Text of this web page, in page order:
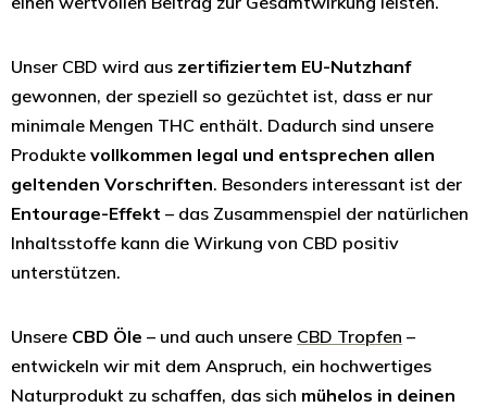
Unser CBD wird aus zertifiziertem EU-Nutzhanf
gewonnen, der speziell so gezüchtet ist, dass er nur
minimale Mengen THC enthält. Dadurch sind unsere
Produkte vollkommen legal und entsprechen allen
geltenden Vorschriften. Besonders interessant ist der
Entourage-Effekt – das Zusammenspiel der natürlichen
Inhaltsstoffe kann die Wirkung von CBD positiv
unterstützen.
Unsere CBD Öle – und auch unsere CBD Tropfen –
entwickeln wir mit dem Anspruch, ein hochwertiges
Naturprodukt zu schaffen, das sich mühelos in deinen